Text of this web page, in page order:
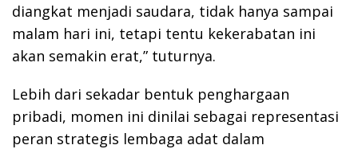
diangkat menjadi saudara, tidak hanya sampai
malam hari ini, tetapi tentu kekerabatan ini
akan semakin erat,” tuturnya.
Lebih dari sekadar bentuk penghargaan
pribadi, momen ini dinilai sebagai representasi
peran strategis lembaga adat dalam